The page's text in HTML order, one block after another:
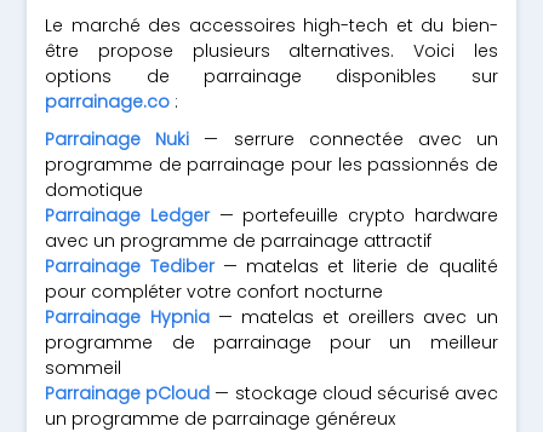
Le marché des accessoires high-tech et du bien-
être propose plusieurs alternatives. Voici les
options de parrainage disponibles sur
parrainage.co :
Parrainage Nuki — serrure connectée avec un
programme de parrainage pour les passionnés de
domotique
Parrainage Ledger— portefeuille crypto hardware
avec un programme de parrainage attractif
Parrainage Tediber— matelas et literie de qualité
pour compléter votre confort nocturne
Parrainage Hypnia— matelas et oreillers avec un
programme de parrainage pour un meilleur
sommeil
Parrainage pCloud — stockage cloud sécurisé avec
un programme de parrainage généreux